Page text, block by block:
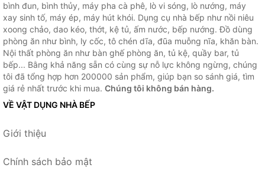
bình đun, bình thủy, máy pha cà phê, lò vi sóng, lò nướng, máy
xay sinh tố, máy ép, máy hút khói. Dụng cụ nhà bếp như nồi niêu
xoong chảo, dao kéo, thớt, kệ tủ, ấm nước, bếp nướng. Đồ dùng
phòng ăn như bình, ly cốc, tô chén dĩa, đũa muỗng nĩa, khăn bàn.
Nội thất phòng ăn như bàn ghế phòng ăn, tủ kệ, quầy bar, tủ
bếp... Bằng khả năng sẵn có cùng sự nỗ lực không ngừng, chúng
tôi đã tổng hợp hơn 200000 sản phẩm, giúp bạn so sánh giá, tìm
giá rẻ nhất trước khi mua. Chúng tôi không bán hàng.
VỀ VẬT DỤNG NHÀ BẾP
Giới thiệu
Chính sách bảo mật